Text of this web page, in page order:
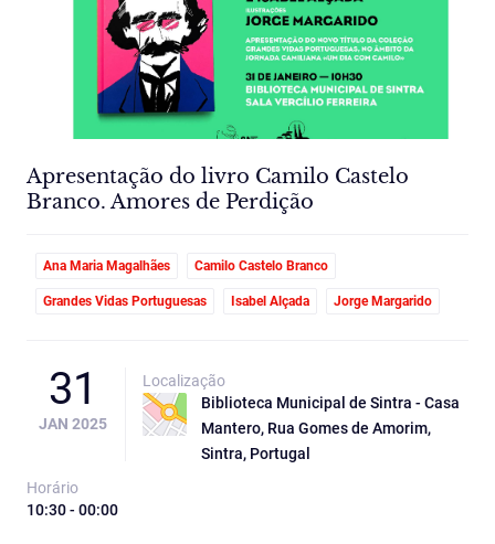
Apresentação do livro Camilo Castelo
Branco. Amores de Perdição
Ana Maria Magalhães Camilo Castelo Branco
Grandes Vidas Portuguesas Isabel Alçada Jorge Margarido
31
JAN 2025
Localização
Biblioteca Municipal de Sintra - Casa
Mantero, Rua Gomes de Amorim,
Sintra, Portugal
Horário
10:30 - 00:00